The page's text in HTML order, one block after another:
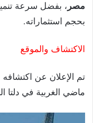
مصر ، بفضل سرعة
بحجم استثماراته.
الاكتشاف والموقع
ماضي الغربية في دلتا